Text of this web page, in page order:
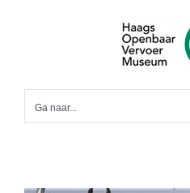
Ga naar...